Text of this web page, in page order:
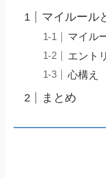
マイルール
マイル
エント
心構え
まとめ